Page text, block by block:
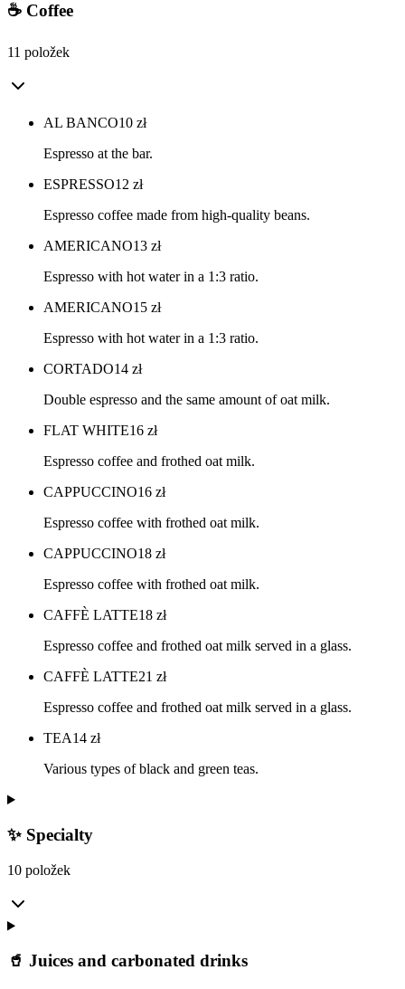
☕ Coffee
11 položek
AL BANCO10 zł
Espresso at the bar.
ESPRESSO12 zł
Espresso coffee made from high-quality beans.
AMERICANO13 zł
Espresso with hot water in a 1:3 ratio.
AMERICANO15 zł
Espresso with hot water in a 1:3 ratio.
CORTADO14 zł
Double espresso and the same amount of oat milk.
FLAT WHITE16 zł
Espresso coffee and frothed oat milk.
CAPPUCCINO16 zł
Espresso coffee with frothed oat milk.
CAPPUCCINO18 zł
Espresso coffee with frothed oat milk.
CAFFÈ LATTE18 zł
Espresso coffee and frothed oat milk served in a glass.
CAFFÈ LATTE21 zł
Espresso coffee and frothed oat milk served in a glass.
TEA14 zł
Various types of black and green teas.
✨ Specialty
10 položek
🥤 Juices and carbonated drinks